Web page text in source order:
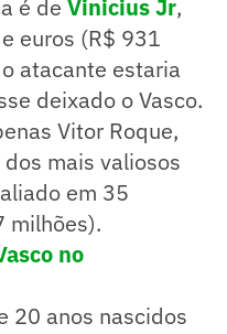
é de Vinicius Jr,
euros (R$ 931
atacante estaria
deixado o Vasco.
Vitor Roque,
mais valiosos
em 35
milhões).
no
20 anos nascidos